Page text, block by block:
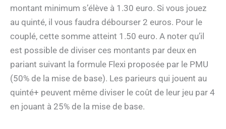
montant minimum s’élève à 1.30 euro. Si vous jouez
au quinté, il vous faudra débourser 2 euros. Pour le
couplé, cette somme atteint 1.50 euro. A noter qu’il
est possible de diviser ces montants par deux en
pariant suivant la formule Flexi proposée par le PMU
(50% de la mise de base). Les parieurs qui jouent au
quinté+ peuvent même diviser le coût de leur jeu par 4
en jouant à 25% de la mise de base.